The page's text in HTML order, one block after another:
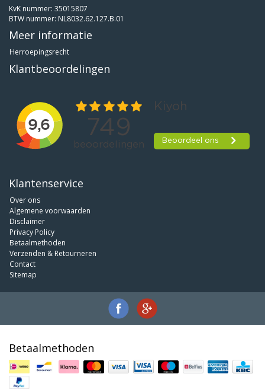
KvK nummer: 35015807
BTW nummer: NL8032.62.127.B.01
Meer informatie
Herroepingsrecht
Klantbeoordelingen
Klantenservice
Over ons
Algemene voorwaarden
Disclaimer
Privacy Policy
Betaalmethoden
Verzenden & Retourneren
Contact
Sitemap
Betaalmethoden